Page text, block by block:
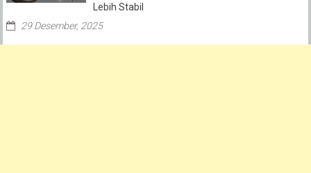
Lebih Stabil
29 Desember, 2025